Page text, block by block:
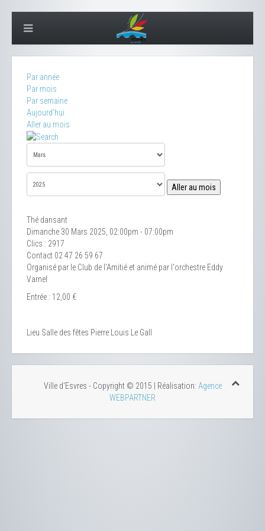
Par année
Par mois
Par semaine
Aujourd'hui
Aller au mois
Aller au mois
Thé dansant
Dimanche 30 Mars 2025, 02:00pm - 07:00pm
Clics : 2917
Contact 02 47 26 59 67
Organisé par le Club de l'Amitié et animé par l'orchestre Eddy
Varnel
Entrée : 12,00 €
Lieu Salle des fêtes Pierre Louis Le Gall
Ville d'Esvres - Copyright © 2015 | Réalisation: Agence
WEBPARTNER